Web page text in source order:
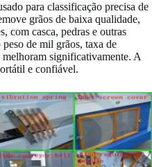
para classificação precisa de
grãos de baixa qualidade,
com casca, pedras e outras
de mil grãos, taxa de
significativamente. A
e confiável.